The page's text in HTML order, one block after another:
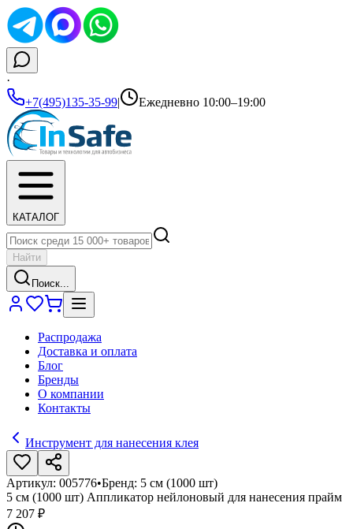
·
+7(495)135-35-99| Ежедневно 10:00–19:00
КАТАЛОГ
Найти
Поиск...
Распродажа
Доставка и оплата
Блог
Бренды
О компании
Контакты
Инструмент для нанесения клея
Артикул: 005776•Бренд: 5 см (1000 шт)
5 см (1000 шт) Аппликатор нейлоновый для нанесения
7 207 ₽